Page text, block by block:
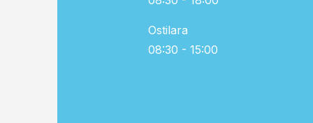
Ostilara
08:30 - 15:00